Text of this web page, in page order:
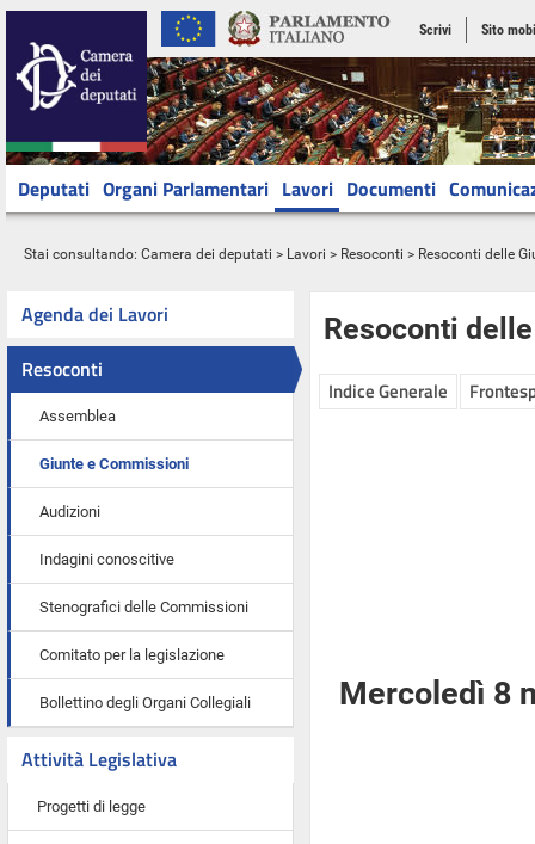
Scrivi Sito
Deputati Organi Parlamentari Lavori Documenti
Stai consultando: Camera dei deputati > Lavori > Resoconti > Resoconti delle
Agenda dei Lavori
Resoconti
Assemblea
Giunte e Commissioni
Audizioni
Indagini conoscitive
Stenografici delle Commissioni
Comitato per la legislazione
Bollettino degli Organi Collegiali
Attività Legislativa
Progetti di legge
Resoconti
Indice Generale
Mercoledì 8